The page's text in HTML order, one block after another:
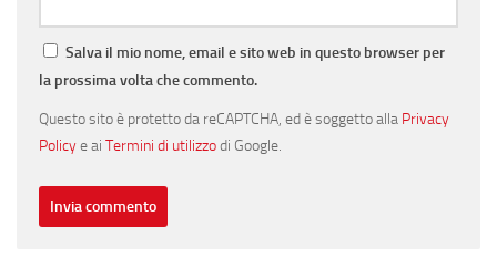
Salva il mio nome, email e sito web in questo browser per
la prossima volta che commento.
Questo sito è protetto da reCAPTCHA, ed è soggetto alla Privacy
Policye ai Termini di utilizzodi Google.